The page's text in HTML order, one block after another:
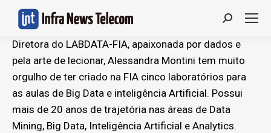
Search:
Diretora do LABDATA-FIA, apaixonada por dados e
pela arte de lecionar, Alessandra Montini tem muito
orgulho de ter criado na FIA cinco laboratórios para
as aulas de Big Data e inteligência Artificial. Possui
mais de 20 anos de trajetória nas áreas de Data
Mining, Big Data, Inteligência Artificial e Analytics.